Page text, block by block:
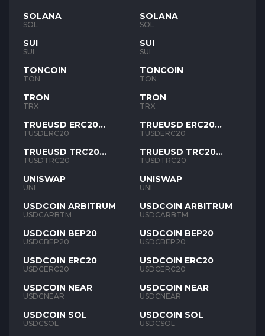
SOLANA
SOL
SUI
SUI
TONCOIN
TON
TRON
TRX
TRUEUSD ERC20
TUSD
TUSDERC20
TRUEUSD TRC20
TUSD
TUSDTRC20
UNISWAP
UNI
USDCOIN ARBITRUM
USDCARBTM
USDCOIN BEP20
USDCBEP20
USDCOIN ERC20
USDCERC20
USDCOIN NEAR
USDCNEAR
USDCOIN SOL
USDCSOL
SOLANA
SOL
SUI
SUI
TONCOIN
TON
TRON
TRX
TRUEUSD ERC20
TUSD
TUSDERC20
TRUEUSD TRC20
TUSD
TUSDTRC20
UNISWAP
UNI
USDCOIN ARBITRUM
USDCARBTM
USDCOIN BEP20
USDCBEP20
USDCOIN ERC20
USDCERC20
USDCOIN NEAR
USDCNEAR
USDCOIN SOL
USDCSOL